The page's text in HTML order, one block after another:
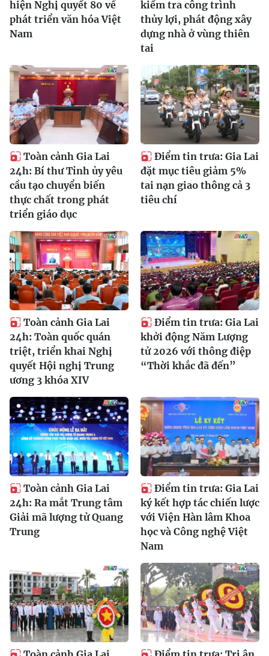
hiện Nghị quyết 80 về
phát triển văn hóa Việt
Nam
kiểm tra công trình
thủy lợi, phát động xây
dựng nhà ở vùng thiên
tai
Toàn cảnh Gia Lai
24h: Bí thư Tỉnh ủy yêu
cầu tạo chuyển biến
thực chất trong phát
triển giáo dục
Điểm tin trưa: Gia Lai
đặt mục tiêu giảm 5%
tai nạn giao thông cả 3
tiêu chí
Toàn cảnh Gia Lai
24h: Toàn quốc quán
triệt, triển khai Nghị
quyết Hội nghị Trung
ương 3 khóa XIV
Điểm tin trưa: Gia Lai
khởi động Năm Lượng
tử 2026 với thông điệp
“Thời khắc đã đến”
Toàn cảnh Gia Lai
24h: Ra mắt Trung tâm
Giải mã lượng tử Quang
Trung
Điểm tin trưa: Gia Lai
ký kết hợp tác chiến lược
với Viện Hàn lâm Khoa
học và Công nghệ Việt
Nam